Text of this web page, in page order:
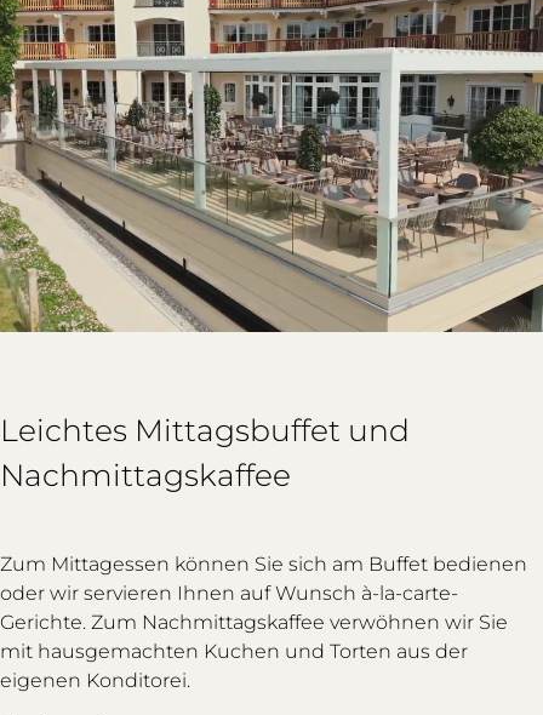
Leichtes Mittagsbuffet und
Nachmittagskaffee
Zum Mittagessen können Sie sich am Buffet bedienen
oder wir servieren Ihnen auf Wunsch à-la-carte-
Gerichte. Zum Nachmittagskaffee verwöhnen wir Sie
mit hausgemachten Kuchen und Torten aus der
eigenen Konditorei.